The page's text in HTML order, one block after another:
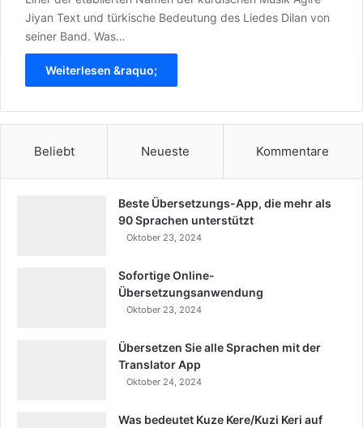
Jiyan Text und türkische Bedeutung des Liedes Dilan von
seiner Band. Was…
Weiterlesen &raquo;
Beliebt Neueste Kommentare
Beste Übersetzungs-App, die mehr als
90 Sprachen unterstützt
Oktober 23, 2024
Sofortige Online-
Übersetzungsanwendung
Oktober 23, 2024
Übersetzen Sie alle Sprachen mit der
Translator App
Oktober 24, 2024
Was bedeutet Kuze Kere/Kuzi Keri auf